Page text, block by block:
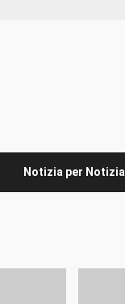
Notizia per Notizia